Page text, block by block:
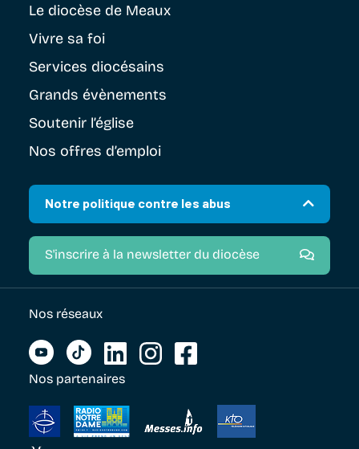
Le diocèse de Meaux
Vivre sa foi
Services diocésains
Grands évènements
Soutenir l’église
Nos offres d’emploi
Notre politique contre les abus
S'inscrire à la newsletter du diocèse
Nos réseaux
Nos partenaires